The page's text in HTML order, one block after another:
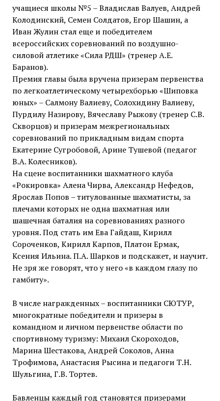
учащиеся школы №5 – Владислав Валуев, Андрей
Колодинский, Семен Солдатов, Егор Шашин, а
Иван Жулин стал еще и победителем
всероссийских соревнований по воздушно-
силовой атлетике «Сила РДШ» (тренер А.Е.
Баранов).
Премия главы была вручена призерам первенства
по легкоатлетическому четырехборью «Шиповка
юных» – Салмону Валиеву, Солохидину Валиеву,
Пурдилу Назирову, Вячеславу Рыжову (тренер С.В.
Скворцов) и призерам межрегиональных
соревнований по прикладным видам спорта
Екатерине Сугробовой, Арине Тушевой (педагог
В.А. Колесников).
На сцене воспитанники шахматного клуба
«Рокировка» Алена Чирва, Александр Нефедов,
Ярослав Попов – титулованные шахматисты, за
плечами которых не одна шахматная или
шашечная баталия на соревнованиях разного
уровня. Под стать им Ева Гайдаш, Кирилл
Сороченков, Кирилл Карпов, Платон Ермак,
Ксения Ильина. П.А. Шарков и подскажет, и научит.
Не зря же говорят, что у него «в каждом глазу по
гамбиту».
В числе награжденных – воспитанники СЮТУР,
многократные победители и призеры в
командном и личном первенстве области по
спортивному туризму: Михаил Скороходов,
Марина Шестакова, Андрей Соколов, Анна
Трофимова, Анастасия Рысина и педагоги Т.Н.
Шульгина, Г.В. Тортев.
Бавленцы каждый год становятся призерами